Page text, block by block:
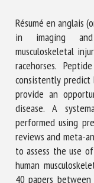
Résumé en anglais
in imaging and
musculoskeletal
racehorses.
consistently predict
provide an
disease. A
performed using
reviews and meta-
to assess the use
human
40 papers